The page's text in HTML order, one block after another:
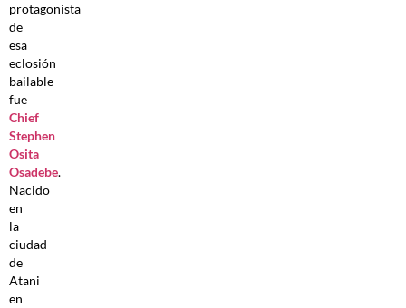
protagonista
de
esa
eclosión
bailable
fue
Chief
Stephen
Osita
Osadebe.
Nacido
en
la
ciudad
de
Atani
en